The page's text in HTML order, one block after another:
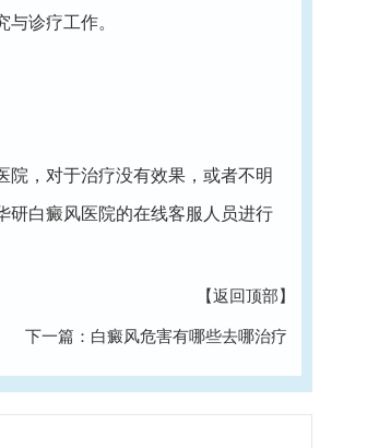
诊疗工作。
，对于治疗没有效果，或者不明
研白癜风医院的在线客服人员进行
【返回顶部】
下一篇： 白癜风危害有哪些去哪治疗